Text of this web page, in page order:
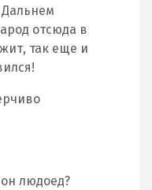
отсюда в
так еще и
людоед?